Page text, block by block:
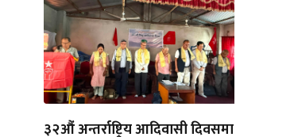
३२औं अन्तर्राष्ट्रिय आदिवासी दिवसमा